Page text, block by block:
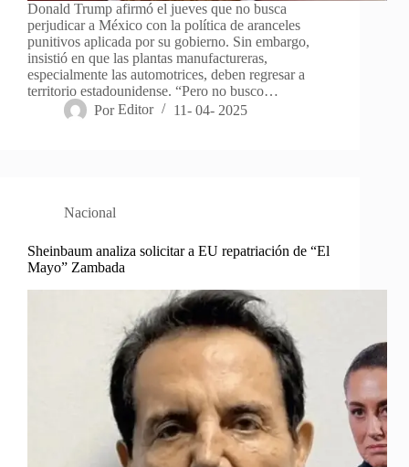
Donald Trump afirmó el jueves que no busca
perjudicar a México con la política de aranceles
punitivos aplicada por su gobierno. Sin embargo,
insistió en que las plantas manufactureras,
especialmente las automotrices, deben regresar a
territorio estadounidense. “Pero no busco…
Por Editor 11- 04- 2025
Nacional
Sheinbaum analiza solicitar a EU repatriación de “El
Mayo” Zambada